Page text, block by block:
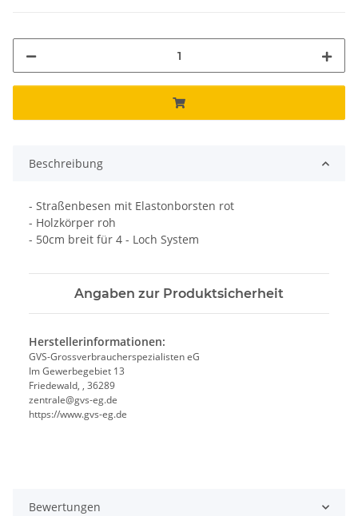
Beschreibung
- Straßenbesen mit Elastonborsten rot
- Holzkörper roh
- 50cm breit für 4 - Loch System
Angaben zur Produktsicherheit
Herstellerinformationen:
GVS-Grossverbraucherspezialisten eG
Im Gewerbegebiet 13
Friedewald, , 36289
zentrale@gvs-eg.de
https://www.gvs-eg.de
Bewertungen